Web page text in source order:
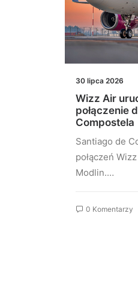
30 lipca 2026
Wizz Air
połączenie
Compostela
Santiago de
połączeń
Modlin.…
0 Komentarzy